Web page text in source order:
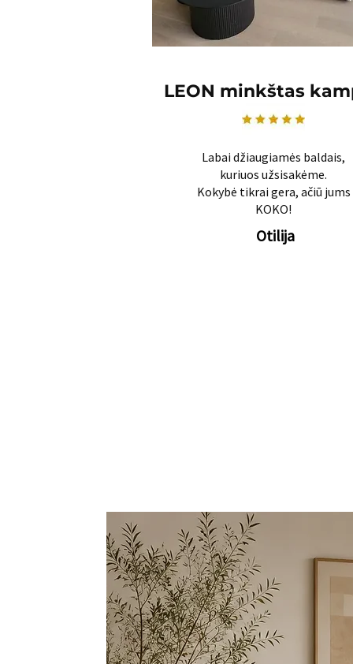
LEON minkštas
Labai džiaugiamės baldais,
kuriuos užsisakėme.
Kokybė tikrai gera, ačiū jums
KOKO!
Otilija